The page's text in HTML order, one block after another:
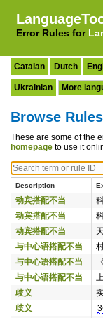
Error Rules for
Catalan Dutch
Ukrainian
Browse
These are some of the
homepage to use it
Description
动宾搭配不当
动宾搭配不当
动宾搭配不当
与中心语搭配不当
与中心语搭配不当
与中心语搭配不当
歧义
歧义
3